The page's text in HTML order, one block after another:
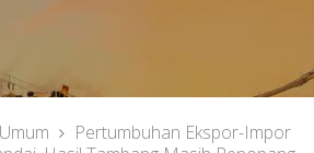
Pertumbuhan Ekspor-Impor